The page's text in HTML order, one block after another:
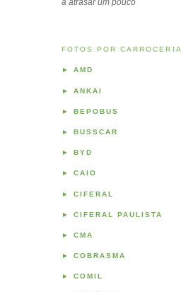
a atrasar um pouco
FOTOS POR CARROCERIA
► AMD
► ANKAI
► BEPOBUS
► BUSSCAR
► BYD
► CAIO
► CIFERAL
► CIFERAL PAULISTA
► CMA
► COBRASMA
► COMIL